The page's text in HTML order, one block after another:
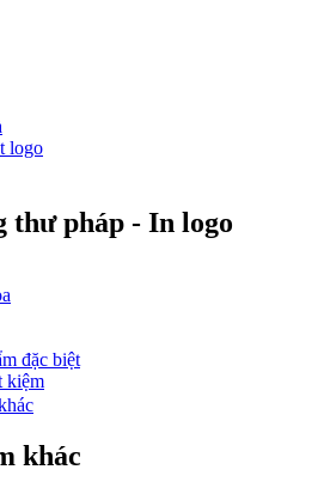
logo
thư pháp - In logo
đặc biệt
kiệm
khác